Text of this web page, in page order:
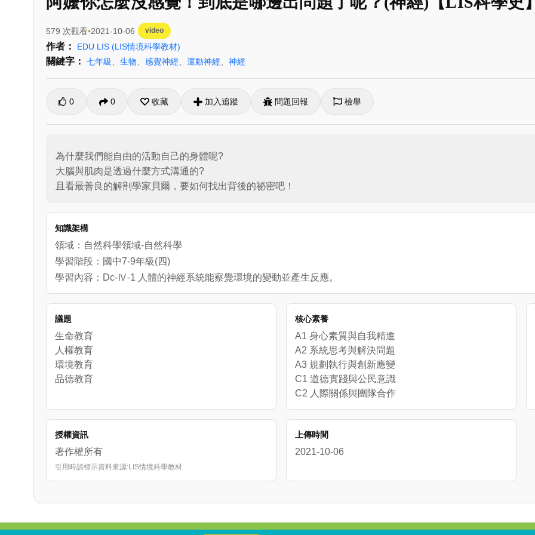
579 次觀看 2021-10-06 video
作者： EDU LIS (LIS情境科學教材)
關鍵字： 七年級 生物 感覺神經 運動神經 神經
0 0 收藏 加入追蹤 問題回報 檢舉
為什麼我們能自由的活動自己的身體呢?
大腦與肌肉是透過什麼方式溝通的?
且看最善良的解剖學家貝爾，要如何找出背後的祕密吧！
知識架構
領域：自然科學領域-自然科學
學習階段：國中7-9年級(四)
學習內容：Dc-Ⅳ-1 人體的神經系統能察覺環境的變動並產生反應。
議題
生命教育
人權教育
環境教育
品德教育
核心素養
A1 身心素質與自我精進
A2 系統思考與解決問題
A3 規劃執行與創新應變
C1 道德實踐與公民意識
C2 人際關係與團隊合作
授權資訊
著作權所有
引用時請標示資料來源:LIS情境科學教材
上傳時間
2021-10-06